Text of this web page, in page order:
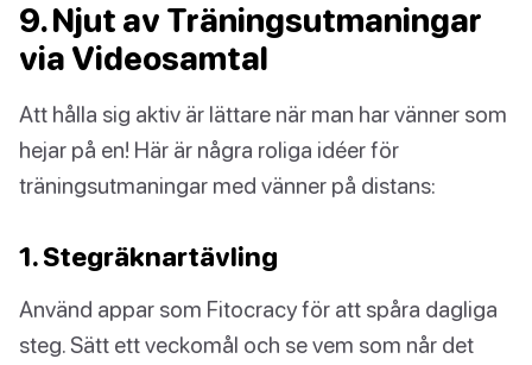
9. Njut av Träningsutmaningar
via Videosamtal
Att hålla sig aktiv är lättare när man har vänner som
hejar på en! Här är några roliga idéer för
träningsutmaningar med vänner på distans:
1. Stegräknartävling
Använd appar som Fitocracy för att spåra dagliga
steg. Sätt ett veckomål och se vem som når det